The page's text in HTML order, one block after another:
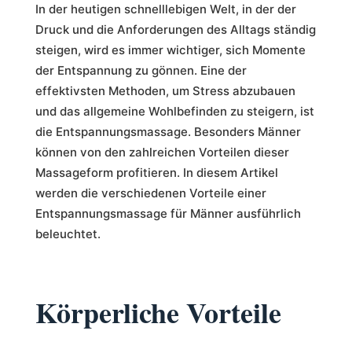
In der heutigen schnelllebigen Welt, in der der
Druck und die Anforderungen des Alltags ständig
steigen, wird es immer wichtiger, sich Momente
der Entspannung zu gönnen. Eine der
effektivsten Methoden, um Stress abzubauen
und das allgemeine Wohlbefinden zu steigern, ist
die Entspannungsmassage. Besonders Männer
können von den zahlreichen Vorteilen dieser
Massageform profitieren. In diesem Artikel
werden die verschiedenen Vorteile einer
Entspannungsmassage für Männer ausführlich
beleuchtet.
Körperliche Vorteile